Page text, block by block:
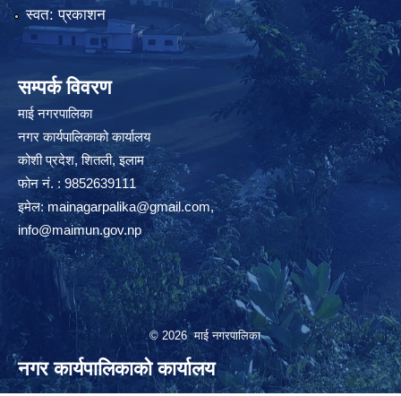
स्वत: प्रकाशन
सम्पर्क विवरण
माई नगरपालिका
नगर कार्यपालिकाको कार्यालय
कोशी प्रदेश, शितली, इलाम
फोन नं. : 9852639111
इमेल:mainagarpalika@gmail.com,
info@maimun.gov.np
© 2026 माई नगरपालिका
नगर कार्यपालिकाको कार्यालय